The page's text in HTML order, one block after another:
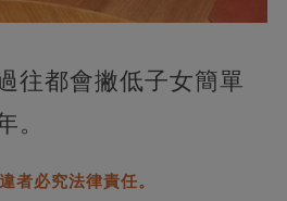
往都會撇低子女簡單
。
者必究法律責任。